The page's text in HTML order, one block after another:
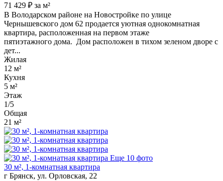
71 429 ₽ за м²
В Володарском районе на Новостройке по улице
Чернышевского дом 62 продается уютная однокомнатная
квартира, расположенная на первом этаже
пятиэтажного дома. Дом расположен в тихом зеленом дворе с
дет...
Жилая
12 м²
Кухня
5 м²
Этаж
1/5
Общая
21 м²
Еще 10 фото
30 м², 1-комнатная квартира
г Брянск, ул. Орловская, 22